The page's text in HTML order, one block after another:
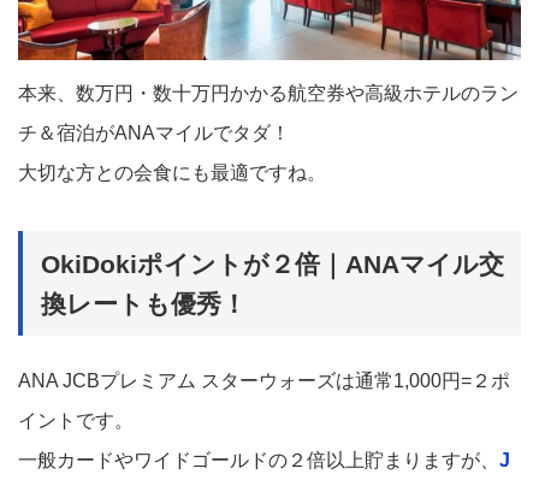
本来、数万円・数十万円かかる航空券や高級ホテルのラン
チ＆宿泊がANAマイルでタダ！
大切な方との会食にも最適ですね。
OkiDokiポイントが２倍｜ANAマイル交
換レートも優秀！
ANA JCBプレミアム スターウォーズは通常1,000円=２ポ
イントです。
一般カードやワイドゴールドの２倍以上貯まりますが、 J